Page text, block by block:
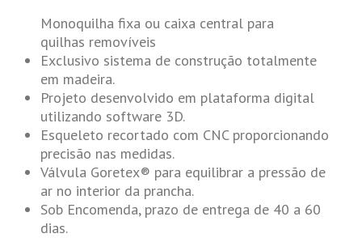
Monoquilha fixa ou caixa central para
quilhas removíveis
Exclusivo sistema de construção totalmente
em madeira.
Projeto desenvolvido em plataforma digital
utilizando software 3D.
Esqueleto recortado com CNC proporcionando
precisão nas medidas.
Válvula Goretex® para equilibrar a pressão de
ar no interior da prancha.
Sob Encomenda, prazo de entrega de 40 a 60
dias.